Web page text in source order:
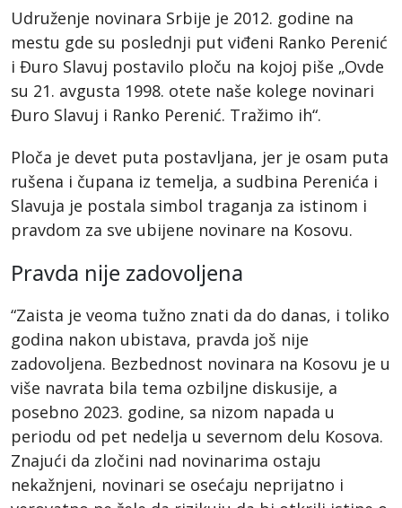
Udruženje novinara Srbije je 2012. godine na
mestu gde su poslednji put viđeni Ranko Perenić
i Đuro Slavuj postavilo ploču na kojoj piše „Ovde
su 21. avgusta 1998. otete naše kolege novinari
Đuro Slavuj i Ranko Perenić. Tražimo ih“.
Ploča je devet puta postavljana, jer je osam puta
rušena i čupana iz temelja, a sudbina Perenića i
Slavuja je postala simbol traganja za istinom i
pravdom za sve ubijene novinare na Kosovu.
Pravda nije zadovoljena
“Zaista je veoma tužno znati da do danas, i toliko
godina nakon ubistava, pravda još nije
zadovoljena. Bezbednost novinara na Kosovu je u
više navrata bila tema ozbiljne diskusije, a
posebno 2023. godine, sa nizom napada u
periodu od pet nedelja u severnom delu Kosova.
Znajući da zločini nad novinarima ostaju
nekažnjeni, novinari se osećaju neprijatno i